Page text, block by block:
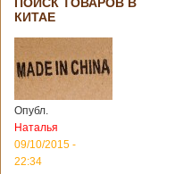
КИТАЕ
Опубл.
Наталья
09/10/2015 -
22:34